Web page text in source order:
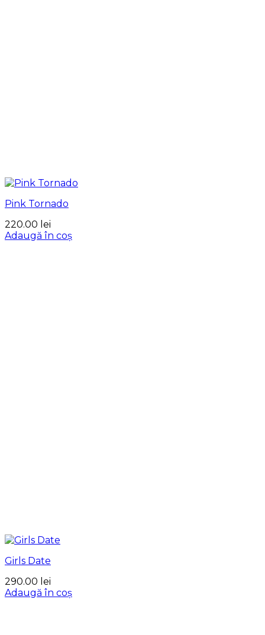
Pink Tornado
220.00 lei
Adaugă în coș
Girls Date
290.00 lei
Adaugă în coș